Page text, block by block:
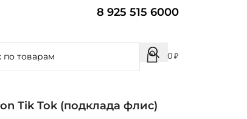
8 925 515 6000
0₽
Tik Tok (подклада флис)